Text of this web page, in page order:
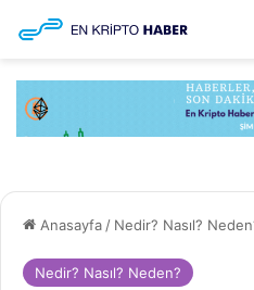
Anasayfa / Nedir? Nasıl?
Nedir? Nasıl? Neden?